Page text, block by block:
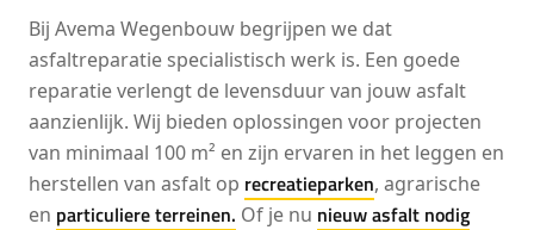
Bij Avema Wegenbouw begrijpen we dat
asfaltreparatie specialistisch werk is. Een goede
reparatie verlengt de levensduur van jouw asfalt
aanzienlijk. Wij bieden oplossingen voor projecten
van minimaal 100 m² en zijn ervaren in het leggen en
herstellen van asfalt op recreatieparken, agrarische
en particuliere terreinen. Of je nu nieuw asfalt nodig